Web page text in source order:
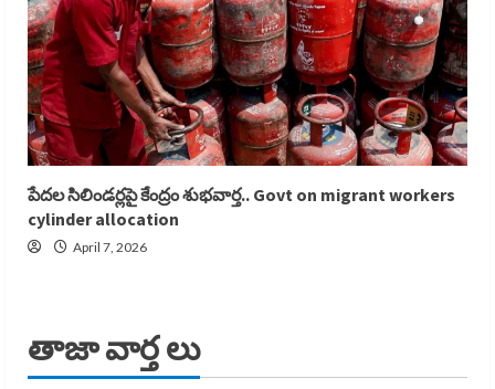
పేదల సిలిండర్లపై కేంద్రం శుభవార్త.. Govt on migrant workers
cylinder allocation
April 7, 2026
తాజా వార్త లు